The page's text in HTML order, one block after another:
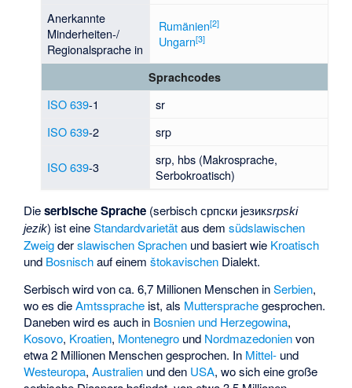
Anerkannte
Minderheiten-/
Regionalsprache in
Rumänien[2]
Ungarn[3]
Sprachcodes
ISO 639-1
sr
ISO 639-2 srp
ISO 639-3
srp, hbs (Makrosprache,
Serbokroatisch)
Dieserbische Sprache (serbischсрпски језикsrpski
jezik) ist eineStandardvarietätaus demsüdslawischen
Zweigderslawischen Sprachen und basiert wie Kroatisch
und Bosnischauf einemštokavischen Dialekt.
Serbisch wird von ca. 6,7 Millionen Menschen inSerbien,
wo es dieAmtssprache ist, als Muttersprachegesprochen.
Daneben wird es auch in Bosnien und Herzegowina,
Kosovo, Kroatien, Montenegro und Nordmazedonienvon
etwa 2 Millionen Menschen gesprochen. In Mittel- und
Westeuropa,Australien und den USA, wo sich eine große